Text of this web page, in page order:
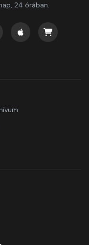
24 órában.